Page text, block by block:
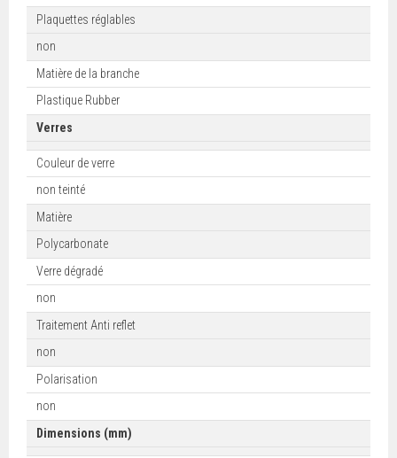
Plaquettes réglables
non
Matière de la branche
Plastique Rubber
Verres
Couleur de verre
non teinté
Matière
Polycarbonate
Verre dégradé
non
Traitement Anti reflet
non
Polarisation
non
Dimensions (mm)